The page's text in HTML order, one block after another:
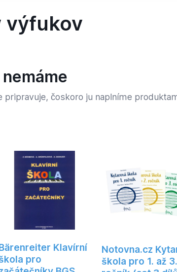
výfukov
pripravuje, čoskoro ju naplníme
Klavírní
pro
Notovna.cz
škola pro 1. až 3.